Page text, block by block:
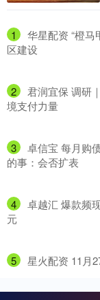
1
华星配资 “橙
区建设
2
君润宜保 调研
境支付力量
3
卓信宝 每月购
的事：会否扩表
4
卓越汇 爆款频
元
5 星火配资 11月